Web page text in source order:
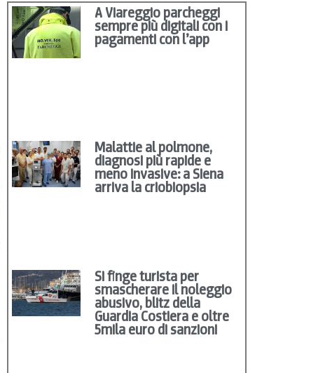
A Viareggio parcheggi
sempre più digitali con i
pagamenti con l’app
Malattie al polmone,
diagnosi più rapide e
meno invasive: a Siena
arriva la criobiopsia
Si finge turista per
smascherare il noleggio
abusivo, blitz della
Guardia Costiera e oltre
5mila euro di sanzioni